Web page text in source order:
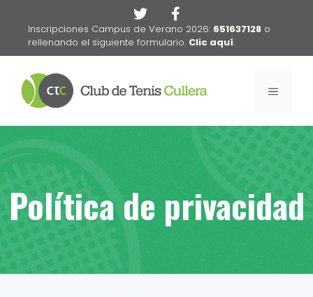
contenidoInscripciones Campus de Verano 2026: 651637128 o
rellenando el siguiente formulario. Clic aquí.
MENÚ
Política de privacidad